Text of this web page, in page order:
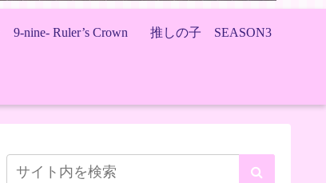
9-nine- Ruler’s Crown 推しの子 SEASON3